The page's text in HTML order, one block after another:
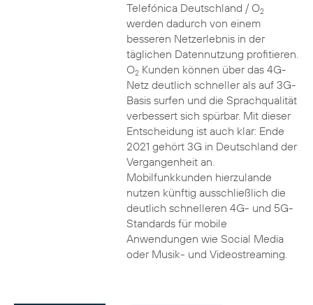
Telefónica Deutschland / O2
werden dadurch von einem
besseren Netzerlebnis in der
täglichen Datennutzung profitieren.
O2Kunden können über das 4G-
Netz deutlich schneller als auf 3G-
Basis surfen und die Sprachqualität
verbessert sich spürbar. Mit dieser
Entscheidung ist auch klar: Ende
2021 gehört 3G in Deutschland der
Vergangenheit an.
Mobilfunkkunden hierzulande
nutzen künftig ausschließlich die
deutlich schnelleren 4G- und 5G-
Standards für mobile
Anwendungen wie Social Media
oder Musik- und Videostreaming.